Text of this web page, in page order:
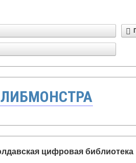
цифровая библиотека